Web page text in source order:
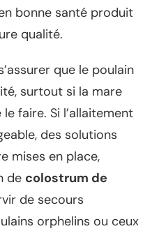
bonne santé produit
qualité.
que le poulain
surtout si la mare
faire. Si l’allaitement
des solutions
mises en place,
de colostrum de
de secours
orphelins ou ceux